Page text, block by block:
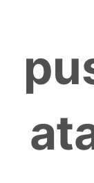
content